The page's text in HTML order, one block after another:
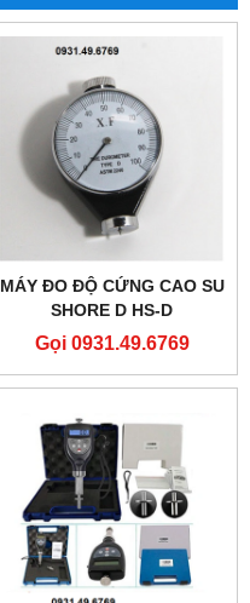
MÁY ĐO ĐỘ CỨNG CAO SU
SHORE D HS-D
Gọi 0931.49.6769